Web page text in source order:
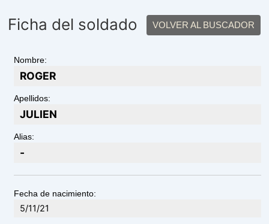
Ficha del soldado VOLVER AL BUSCADOR
Nombre:
ROGER
Apellidos:
JULIEN
Alias:
-
Fecha de nacimiento:
5/11/21